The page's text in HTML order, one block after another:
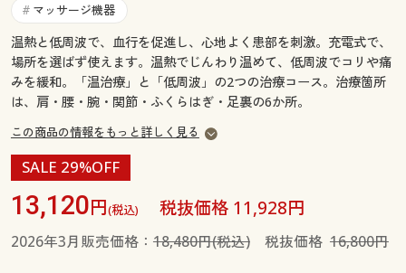
サポート
ご利用ガイド
よくある質問とお問い合わせ
よくある質問とお問い合わせ
# マッサージ機器
温熱と低周波で、血行を促進し、心地よく患部を刺激。充電式で、
場所を選ばず使えます。温熱でじんわり温めて、低周波でコリや痛
みを緩和。「温治療」と「低周波」の2つの治療コース。治療箇所
は、肩・腰・腕・関節・ふくらはぎ・足裏の6か所。
この商品の情報をもっと詳しく見る
SALE 29%OFF
13,120円(税込) 税抜価格 11,928円
2026年3月販売価格： 18,480円(税込)税抜価格 16,800円